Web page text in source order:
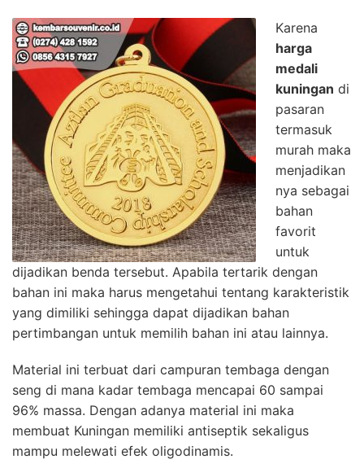
Karena
harga
medali
kuningan di
pasaran
termasuk
murah maka
menjadikan
nya sebagai
bahan
favorit
untuk
dijadikan benda tersebut. Apabila tertarik dengan
bahan ini maka harus mengetahui tentang karakteristik
yang dimiliki sehingga dapat dijadikan bahan
pertimbangan untuk memilih bahan ini atau lainnya.
Material ini terbuat dari campuran tembaga dengan
seng di mana kadar tembaga mencapai 60 sampai
96% massa. Dengan adanya material ini maka
membuat Kuningan memiliki antiseptik sekaligus
mampu melewati efek oligodinamis.